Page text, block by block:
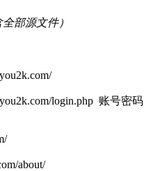
部源文件）
login.php 账号密码
about/